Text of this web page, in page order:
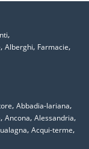
,
, Alberghi, Farmacie,
, Abbadia-lariana,
, Ancona, Alessandria,
, Acqui-terme,